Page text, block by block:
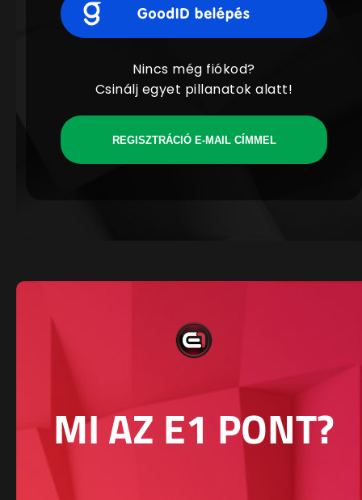
Nincs még fiókod?
Csinálj egyet pillanatok alatt!
REGISZTRÁCIÓ E-MAIL CÍMMEL
MI AZ E1 PONT?